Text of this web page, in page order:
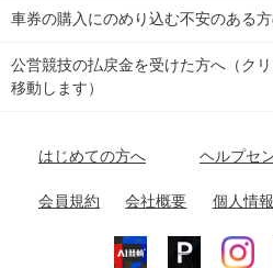
チャリロトプラザ
関
東
小田原競輪場
名古屋競輪場 岐阜競輪場
富山競輪場 松阪競輪場
福井競輪場 奈良競輪場
Perfecta Navi
netkeirin
車券の購入にのめり込む不安のある
公営競技の払戻金を受けた方へ（ク
移動します）
はじめての方へ ヘルプセ
会員規約 会社概要 個人情